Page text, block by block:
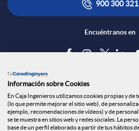
900 300 321
Encuéntranos en
Tablón de anuncios
Política de cookies
Aviso legal
Información sobre Cookies
En Caja Ingenieros utilizamos cookies propias y de
(lo que permite mejorar el sitio web), de
ejemplo, recomendaciones de vídeos) y de
se te muestra en sitios web y redes sociales. La
base de un perfil elaborado a partir de tus hábitos